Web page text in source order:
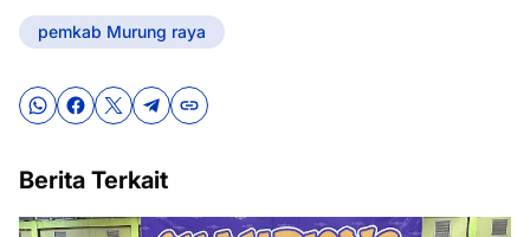
pemkab Murung raya
Berita Terkait